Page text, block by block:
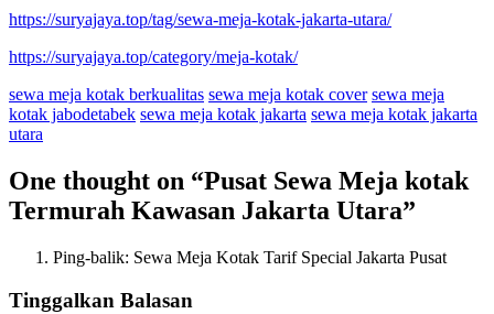
https://suryajaya.top/tag/sewa-meja-kotak-jakarta-utara/
https://suryajaya.top/category/meja-kotak/
sewa meja kotak berkualitas sewa meja kotak cover sewa meja
kotak jabodetabek sewa meja kotak jakarta sewa meja kotak jakarta
utara
One thought on “Pusat Sewa Meja kotak
Termurah Kawasan Jakarta Utara”
Ping-balik: Sewa Meja Kotak Tarif Special Jakarta Pusat
Tinggalkan Balasan